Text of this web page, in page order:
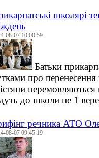
школярі
08-07 10:00:59
Батьки
про перенесення
до школи не 1
речника АТО
08-07 09:45:19